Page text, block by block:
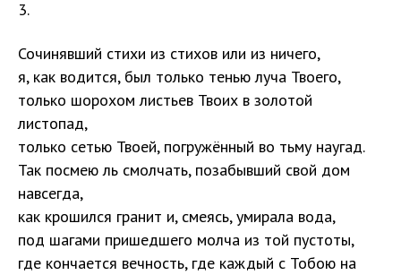
3.
Сочинявший стихи из стихов или из ничего,
я, как водится, был только тенью луча Твоего,
только шорохом листьев Твоих в золотой
листопад,
только сетью Твоей, погружённый во тьму наугад.
Так посмею ль смолчать, позабывший свой дом
навсегда,
как крошился гранит и, смеясь, умирала вода,
под шагами пришедшего молча из той пустоты,
где кончается вечность, где каждый с Тобою на